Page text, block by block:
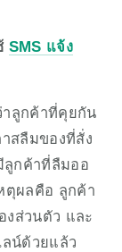
SMS แจ้ง
ลูกค้าที่คุยกัน
สลืมของที่สั่ง
ลูกค้าที่ลืมออ
ตุผลคือ ลูกค้า
งส่วนตัว และ
น์ด้วยแล้ว